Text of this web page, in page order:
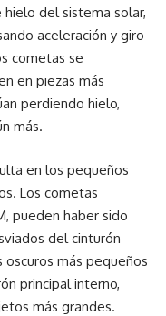
del sistema solar,
aceleración y giro
cometas se
en piezas más
perdiendo hielo,
más.
en los pequeños
Los cometas
pueden haber sido
del cinturón
más pequeños
principal interno,
más grandes.